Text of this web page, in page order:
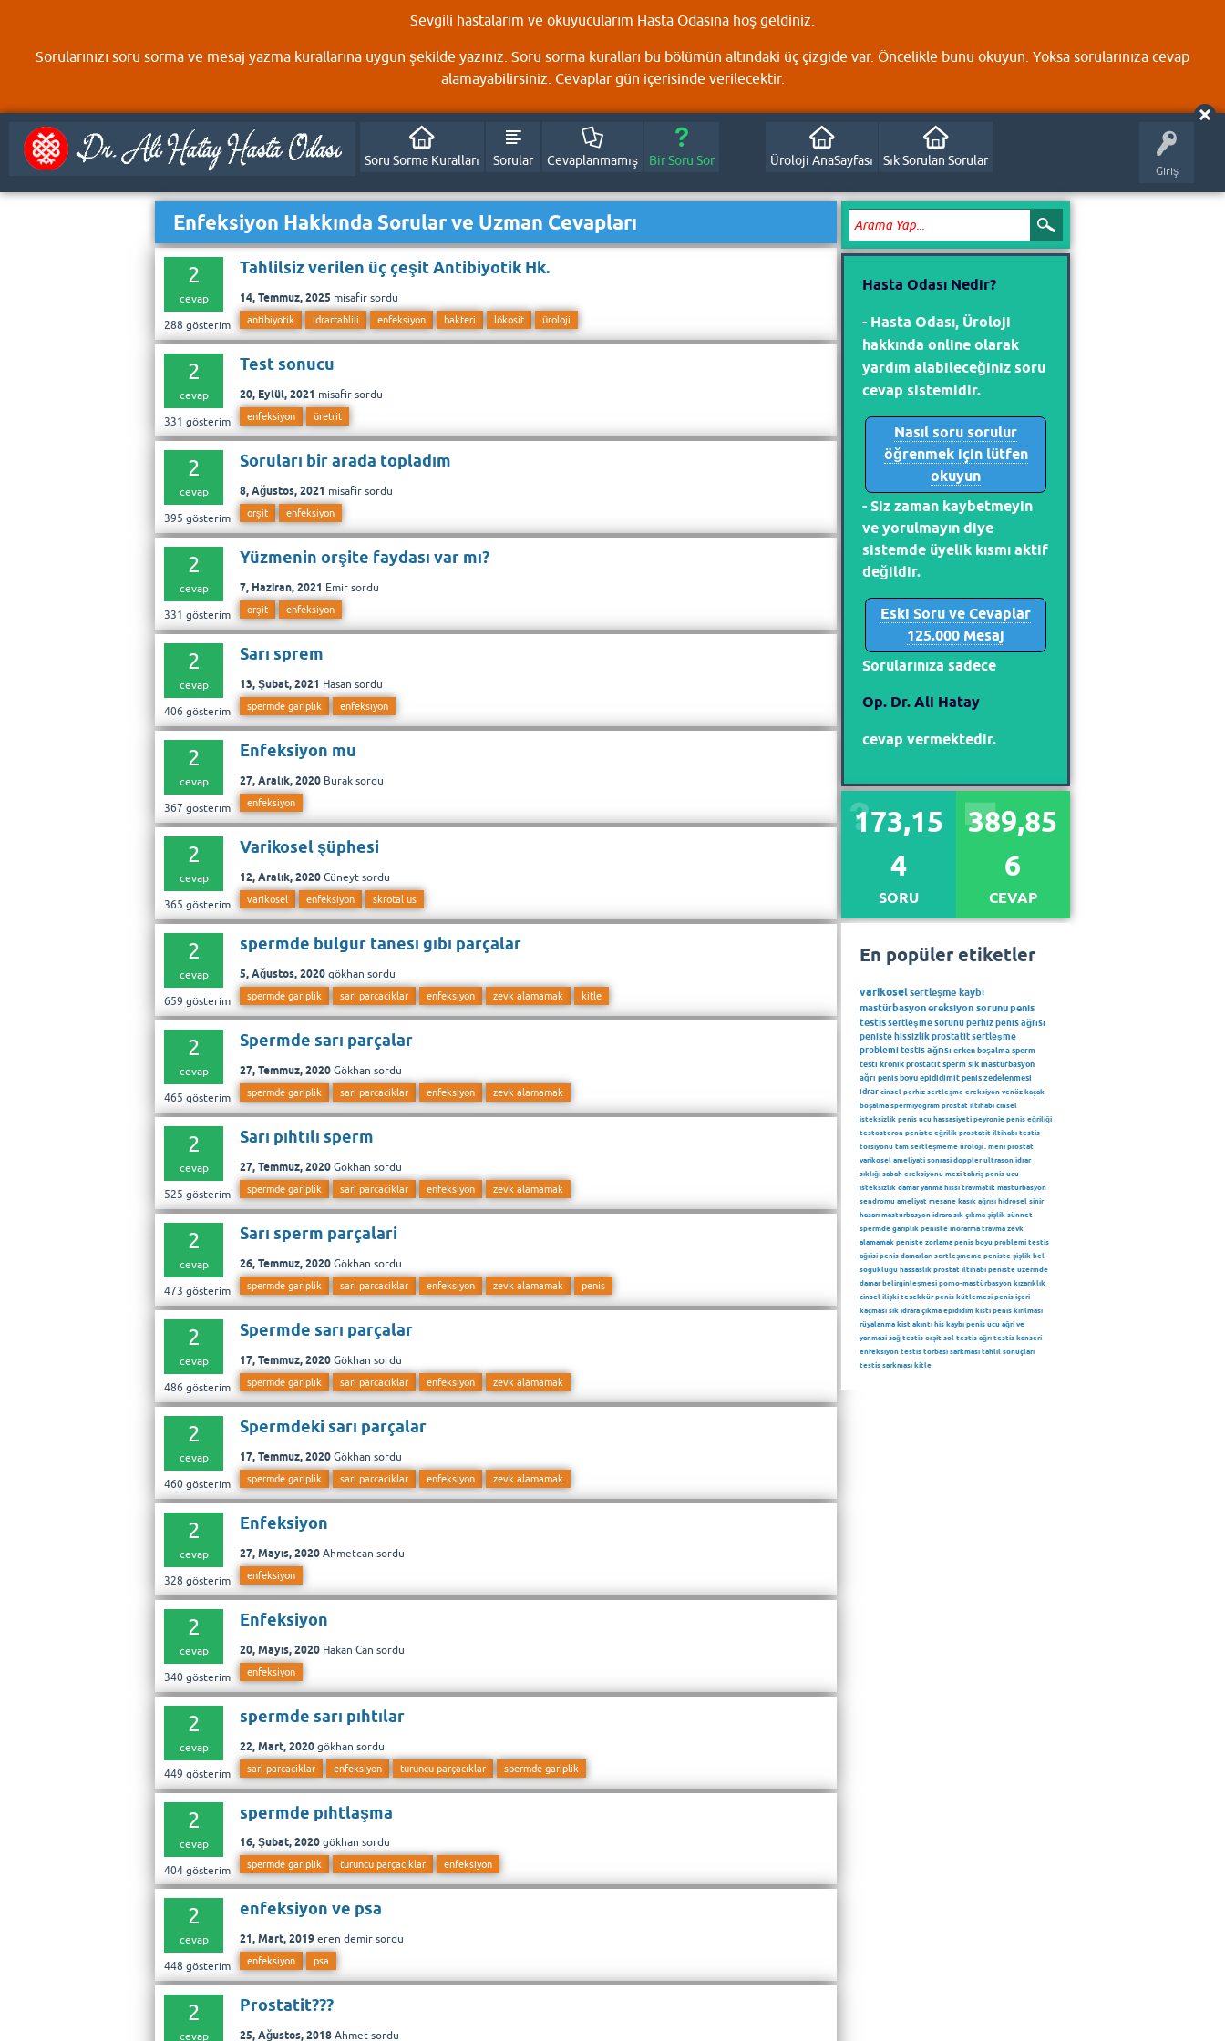
Sevgili hastalarım ve okuyucularım Hasta Odasına hoş geldiniz.
Sorularınızı soru sorma ve mesaj yazma kurallarına uygun şekilde yazınız. Soru sorma kuralları bu bölümün altındaki üç çizgide var. Öncelikle bunu okuyun. Yoksa sorularınıza cevap
alamayabilirsiniz. Cevaplar gün içerisinde verilecektir.
Giriş
Soru Sorma Kuralları Sorular Cevaplanmamış Bir Soru Sor Sık Sorulan Sorular
Üroloji AnaSayfası
Enfeksiyon Hakkında Sorular ve Uzman Cevapları
2
cevap
288 gösterim
Tahlilsiz verilen üç çeşit Antibiyotik Hk.
14, Temmuz, 2025 misafir sordu
antibiyotik idrartahlili enfeksiyon bakteri lökosit üroloji
2
cevap
331 gösterim
Test sonucu
20, Eylül, 2021 misafir sordu
enfeksiyon üretrit
2
cevap
395 gösterim
Soruları bir arada topladım
8, Ağustos, 2021 misafir sordu
orşit enfeksiyon
2
cevap
331 gösterim
Yüzmenin orşite faydası var mı?
7, Haziran, 2021 Emir sordu
orşit enfeksiyon
2
cevap
406 gösterim
Sarı sprem
13, Şubat, 2021 Hasan sordu
spermde gariplik enfeksiyon
2
cevap
367 gösterim
Enfeksiyon mu
27, Aralık, 2020 Burak sordu
enfeksiyon
2
cevap
365 gösterim
Varikosel şüphesi
12, Aralık, 2020 Cüneyt sordu
varikosel enfeksiyon skrotal us
2
cevap
659 gösterim
spermde bulgur tanesı gıbı parçalar
5, Ağustos, 2020 gökhan sordu
spermde gariplik sari parcaciklar enfeksiyon zevk alamamak kitle
2
cevap
465 gösterim
Spermde sarı parçalar
27, Temmuz, 2020 Gökhan sordu
spermde gariplik sari parcaciklar enfeksiyon zevk alamamak
2
cevap
525 gösterim
Sarı pıhtılı sperm
27, Temmuz, 2020 Gökhan sordu
spermde gariplik sari parcaciklar enfeksiyon zevk alamamak
2
cevap
473 gösterim
Sarı sperm parçalari
26, Temmuz, 2020 Gökhan sordu
spermde gariplik sari parcaciklar enfeksiyon zevk alamamak penis
2
cevap
486 gösterim
Spermde sarı parçalar
17, Temmuz, 2020 Gökhan sordu
spermde gariplik sari parcaciklar enfeksiyon zevk alamamak
2
cevap
460 gösterim
Spermdeki sarı parçalar
17, Temmuz, 2020 Gökhan sordu
spermde gariplik sari parcaciklar enfeksiyon zevk alamamak
2
cevap
328 gösterim
Enfeksiyon
27, Mayıs, 2020 Ahmetcan sordu
enfeksiyon
2
cevap
340 gösterim
Enfeksiyon
20, Mayıs, 2020 Hakan Can sordu
enfeksiyon
2
cevap
449 gösterim
spermde sarı pıhtılar
22, Mart, 2020 gökhan sordu
sari parcaciklar enfeksiyon turuncu parçacıklar spermde gariplik
2
cevap
404 gösterim
spermde pıhtlaşma
16, Şubat, 2020 gökhan sordu
spermde gariplik turuncu parçacıklar enfeksiyon
2
cevap
448 gösterim
enfeksiyon ve psa
21, Mart, 2019 eren demir sordu
enfeksiyon psa
2
cevap
Prostatit???
25, Ağustos, 2018 Ahmet sordu
Hasta Odası Nedir?
- Hasta Odası, Üroloji
hakkında online olarak
yardım alabileceğiniz soru
cevap sistemidir.
Nasıl soru sorulur
öğrenmek için lütfen
okuyun
- Siz zaman kaybetmeyin
ve yorulmayın diye
sistemde üyelik kısmı aktif
değildir.
Eski Soru ve Cevaplar
125.000 Mesaj
Sorularınıza sadece
Op. Dr. Ali Hatay
cevap vermektedir.
173,15
4
SORU
389,85
6
CEVAP
En popüler etiketler
varikoselsertleşme kaybı
mastürbasyonereksiyon sorunupenis
testissertleşme sorunuperhizpenis ağrısı
peniste hissizlikprostatitsertleşme
problemitestis ağrısı erken boşalmasperm
testi kronik prostatitspermsık mastürbasyon
ağrı penis boyuepididimitpenis zedelenmesi
idrar cinsel perhiz sertleşme ereksiyon venöz kaçak
boşalma spermiyogram prostat iltihabı cinsel
isteksizlik penis ucu hassasiyeti peyronie penis eğriliği
testosteron peniste eğrilik prostatit iltihabı testis
torsiyonu tam sertleşmeme üroloji meni prostat
varikosel ameliyati sonrasi doppler ultrason idrar
sıklığı sabah ereksiyonu mezi tahriş penis ucu
isteksizlik damar yanma hissi travmatik mastürbasyon
sendromu ameliyat mesane kasık ağrısı hidrosel sinir
hasarı masturbasyon idrara sık çıkma şişlik sünnet
spermde gariplik peniste morarma travma zevk
alamamak peniste zorlama penis boyu problemi testis
ağrisi penis damarları sertleşmeme peniste şişlik bel
soğukluğu hassaslık prostat iltihabi peniste uzerinde
damar belirginleşmesi porno-mastürbasyon kızarıklık
cinsel ilişki teşekkür penis kütlemesi penis içeri
kaçması sık idrara çıkma epididim kisti penis kırılması
rüyalanma kist akıntı his kaybı penis ucu ağri ve
yanmasi sağ testis orşit sol testis ağrı testis kanseri
enfeksiyon testis torbası sarkması tahlil sonuçları
testis sarkması kitle